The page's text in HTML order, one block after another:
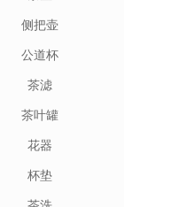
侧把壶
公道杯
茶滤
茶叶罐
花器
杯垫